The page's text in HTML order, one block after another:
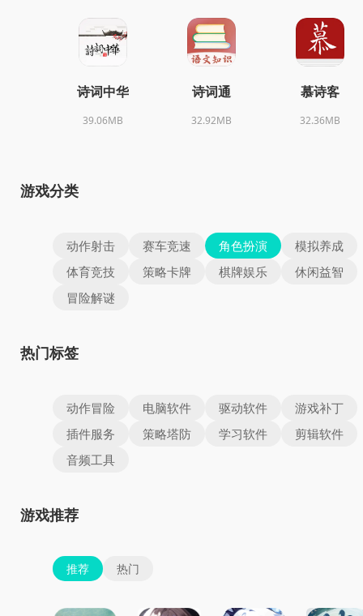
诗词中华
39.06MB
诗词通
32.92MB
慕诗客
32.36MB
游戏分类
动作射击 赛车竞速 角色扮演
模拟养成
体育竞技
策略卡牌 棋牌娱乐
休闲益智
冒险解谜
热门标签
动作冒险 电脑软件 驱动软件
游戏补丁
插件服务
策略塔防 学习软件
剪辑软件
音频工具
游戏推荐
推荐 热门